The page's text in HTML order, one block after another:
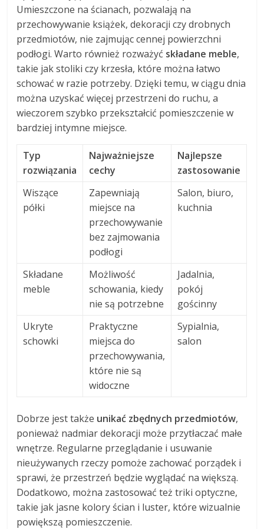
Umieszczone na ścianach, pozwalają na
przechowywanie książek, dekoracji czy drobnych
przedmiotów, nie zajmując cennej powierzchni
podłogi. Warto również rozważyć składane meble,
takie jak stoliki czy krzesła, które można łatwo
schować w razie potrzeby. Dzięki temu, w ciągu dnia
można uzyskać więcej przestrzeni do ruchu, a
wieczorem szybko przekształcić pomieszczenie w
bardziej intymne miejsce.
Typ
rozwiązania
Najważniejsze
cechy
Najlepsze
zastosowanie
Wiszące
półki
Zapewniają
miejsce na
przechowywanie
bez zajmowania
podłogi
Salon, biuro,
kuchnia
Składane
meble
Możliwość
schowania, kiedy
nie są potrzebne
Jadalnia,
pokój
gościnny
Ukryte
schowki
Praktyczne
miejsca do
przechowywania,
które nie są
widoczne
Sypialnia,
salon
Dobrze jest także unikać zbędnych przedmiotów,
ponieważ nadmiar dekoracji może przytłaczać małe
wnętrze. Regularne przeglądanie i usuwanie
nieużywanych rzeczy pomoże zachować porządek i
sprawi, że przestrzeń będzie wyglądać na większą.
Dodatkowo, można zastosować też triki optyczne,
takie jak jasne kolory ścian i luster, które wizualnie
powiększą pomieszczenie.